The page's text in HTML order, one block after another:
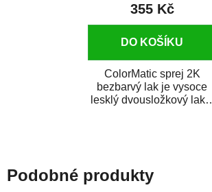
355 Kč
DO KOŠÍKU
ColorMatic sprej 2K
bezbarvý lak je vysoce
lesklý dvousložkový lak s
Podobné produkty